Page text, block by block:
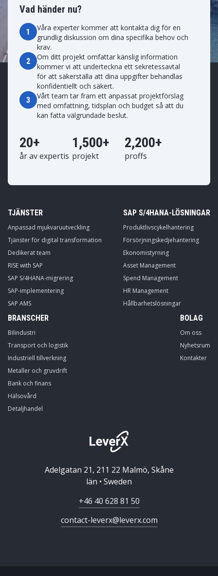
Vad händer nu?
1
Våra experter kommer att kontakta dig för en
grundlig diskussion om dina specifika behov och
krav.
2
Om ditt projekt omfattar känslig information
kommer vi att underteckna ett sekretessavtal
för att säkerställa att dina uppgifter behandlas
konfidentiellt och säkert.
3
Vårt team tar fram ett anpassat projektförslag
med omfattning, tidsplan och budget så att du
kan fatta välgrundade beslut.
20+
år av expertis
1,500+
projekt
2,200+
proffs
TJÄNSTER
Anpassad mjukvaruutveckling
Tjänster för digital transformation
Dedikerat team
RISE with SAP
SAP S/4HANA-migrering
SAP-implementering
SAP AMS
SAP S/4HANA-LÖSNINGAR
Produktlivscykelhantering
Försörjningskedjehantering
Ekonomistyrning
Asset Management
Spend Management
HR Management
Hållbarhetslösningar
BRANSCHER
Bilindustri
Transport och logistik
Industriell tillverkning
Metaller och gruvdrift
Bank och finans
Hälsovård
Detaljhandel
BOLAG
Om oss
Nyhetsrum
Kontakter
Adelgatan 21, 211 22 Malmö, Skåne
län • Sweden
+46 40 628 81 50
contact-leverx@leverx.com